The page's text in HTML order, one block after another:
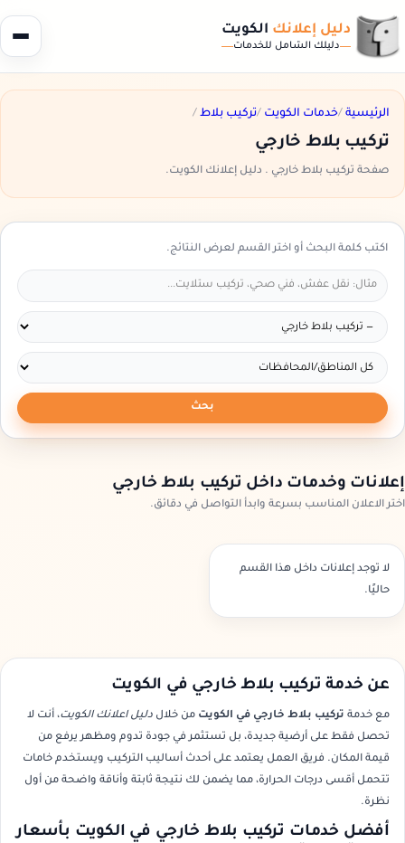
دليل إعلانك الكويت
دليلك الشامل للخدمات
الرئيسية /خدمات الكويت /تركيب بلاط /
تركيب بلاط خارجي
صفحة تركيب بلاط خارجي . دليل إعلانك الكويت.
اكتب كلمة البحث أو اختر القسم لعرض النتائج.
بحث
إعلانات وخدمات داخل تركيب بلاط خارجي
اختر الاعلان المناسب بسرعة وابدأ التواصل في دقائق.
لا توجد إعلانات داخل هذا القسم
حاليًا.
عن خدمة تركيب بلاط خارجي في الكويت
مع خدمة تركيب بلاط خارجي في الكويت من خلال دليل اعلانك الكويت، أنت لا
تحصل فقط على أرضية جديدة، بل تستثمر في جودة تدوم ومظهر يرفع من
قيمة المكان. فريق العمل يعتمد على أحدث أساليب التركيب ويستخدم خامات
تتحمل أقسى درجات الحرارة، مما يضمن لك نتيجة ثابتة وأناقة واضحة من أول
نظرة.
أفضل خدمات تركيب بلاط خارجي في الكويت بأسعار